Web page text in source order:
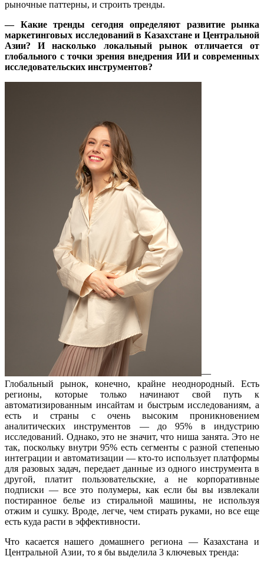
рыночные паттерны, и строить тренды.
— Какие тренды сегодня определяют развитие рынка
маркетинговых исследований в Казахстане и Центральной
Азии? И насколько локальный рынок отличается от
глобального с точки зрения внедрения ИИ и современных
исследовательских инструментов?
—
Глобальный рынок, конечно, крайне неоднородный. Есть
регионы, которые только начинают свой путь к
автоматизированным инсайтам и быстрым исследованиям, а
есть и страны с очень высоким проникновением
аналитических инструментов — до 95% в индустрию
исследований. Однако, это не значит, что ниша занята. Это не
так, поскольку внутри 95% есть сегменты с разной степенью
интеграции и автоматизации — кто-то использует платформы
для разовых задач, передает данные из одного инструмента в
другой, платит пользовательские, а не корпоративные
подписки — все это полумеры, как если бы вы извлекали
постиранное белье из стиральной машины, не используя
отжим и сушку. Вроде, легче, чем стирать руками, но все еще
есть куда расти в эффективности.
Что касается нашего домашнего региона — Казахстана и
Центральной Азии, то я бы выделила 3 ключевых тренда: